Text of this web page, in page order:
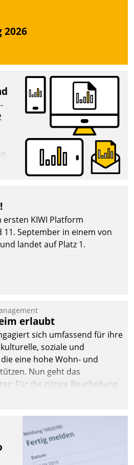
2026
KIWI Platform
11. September in einem von
landet auf Platz 1.
erlaubt
sich umfassend für ihre
soziale und
eine hohe Wohn- und
Nun geht das
Für die zügige Bearbeitung
Lob – richtet das
einen eigenen Kanal